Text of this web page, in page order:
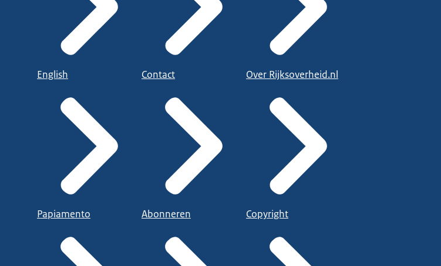
English
Papiamento
Contact
Abonneren
Over Rijksoverheid.nl
Copyright